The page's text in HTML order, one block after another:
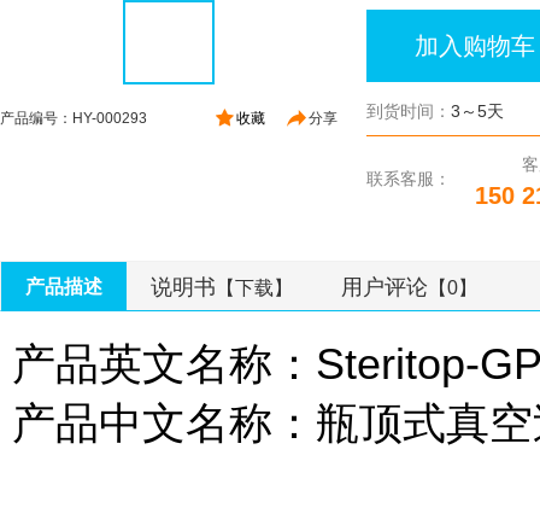
分享
收藏
产品编号：HY-000293
加入购物车
到货时间： 3～5天
联系客服：
150
产品描述 说明书 【下载】 用户评论 【0】
产品英文名称：Steritop-
产品中文名称：瓶顶式真